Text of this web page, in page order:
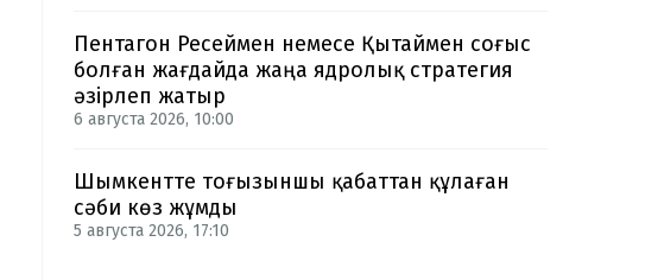
Пентагон Ресеймен немесе Қытаймен соғыс
болған жағдайда жаңа ядролық стратегия
әзірлеп жатыр
6 августа 2026, 10:00
Шымкентте тоғызыншы қабаттан құлаған
сәби көз жұмды
5 августа 2026, 17:10